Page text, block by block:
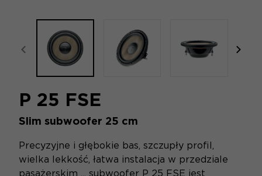
focal-naim-frontent::misc.prev_label
P 25 FSE
Slim subwoofer 25 cm
Precyzyjne i głębokie bas, szczupły profil,
wielka lekkość, łatwa instalacja w przedziale
pasażerskim ... subwoofer P 25 FSE jest